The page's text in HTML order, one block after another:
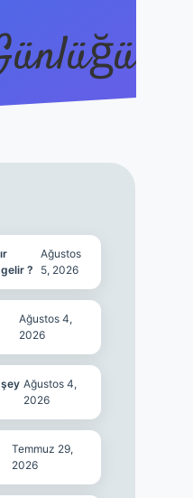
?
Ağustos
5, 2026
Ağustos 4,
2026
Ağustos 4,
2026
Temmuz 29,
2026
betbox giriş